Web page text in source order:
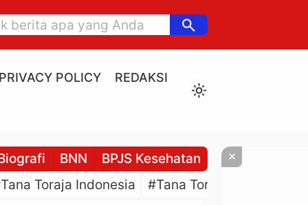
search
PRIVACY POLICY
REDAKSI
light_mode
BNN BPJS Kesehatan BPJS
Toraja Indonesia #Tana Toraja Culture
×